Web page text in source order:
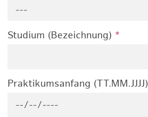
---
Studium (Bezeichnung) *
Praktikumsanfang (TT.MM.JJJJ)